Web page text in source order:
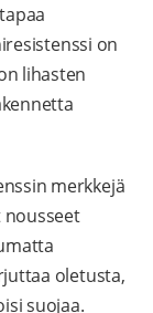
on
lihasten
merkkejä
nousseet
oletusta,
suojaa.